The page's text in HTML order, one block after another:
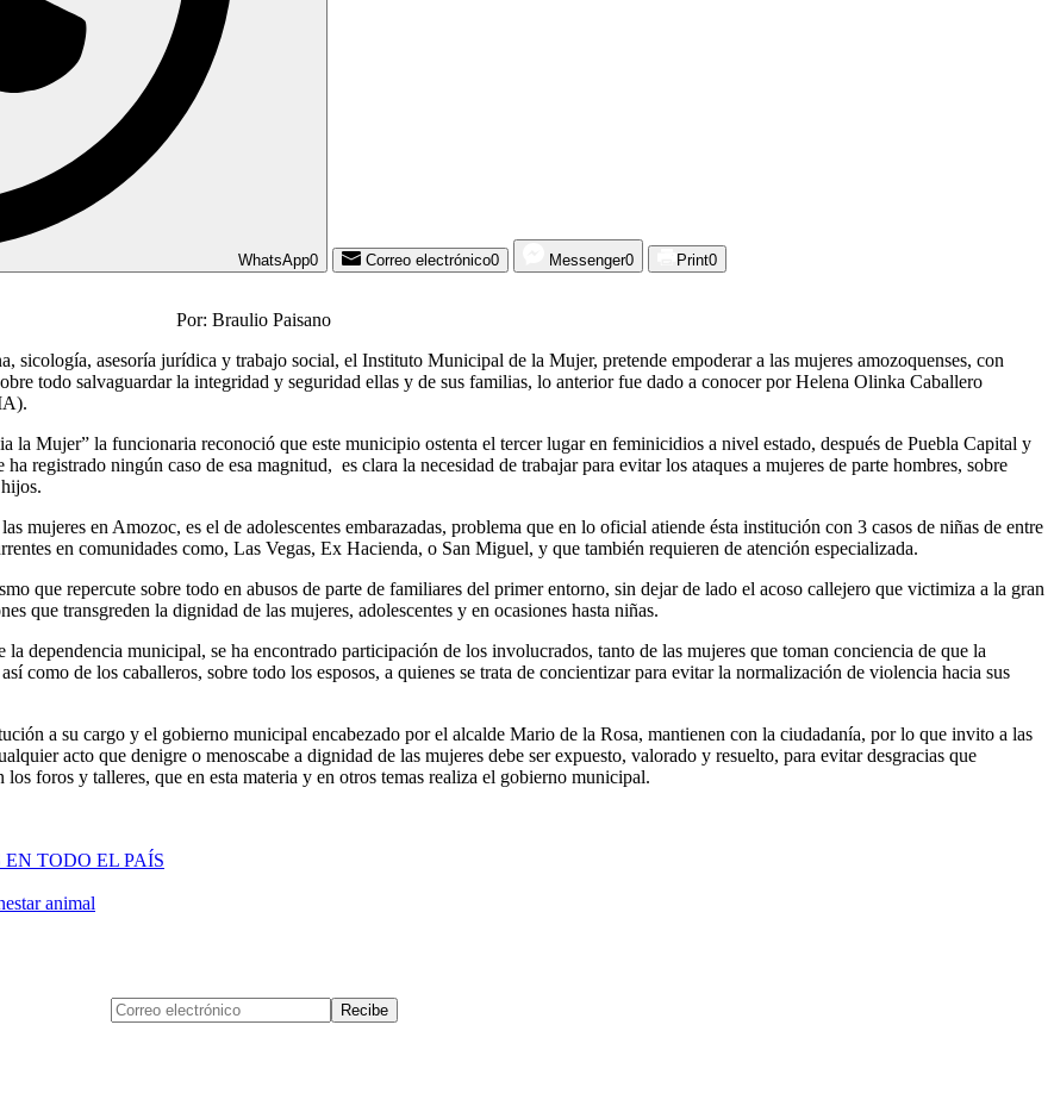
WhatsApp0 Correo electrónico0 Messenger0 Print0
Por: Braulio Paisano
sicología, asesoría jurídica y trabajo social, el Instituto Municipal de la Mujer, pretende empoderar a las mujeres amozoquenses, con
todo salvaguardar la integridad y seguridad ellas y de sus familias, lo anterior fue dado a conocer por Helena Olinka Caballero
Mujer” la funcionaria reconoció que este municipio ostenta el tercer lugar en feminicidios a nivel estado, después de Puebla Capital y
registrado ningún caso de esa magnitud, es clara la necesidad de trabajar para evitar los ataques a mujeres de parte hombres, sobre
mujeres en Amozoc, es el de adolescentes embarazadas, problema que en lo oficial atiende ésta institución con 3 casos de niñas de entre
en comunidades como, Las Vegas, Ex Hacienda, o San Miguel, y que también requieren de atención especializada.
que repercute sobre todo en abusos de parte de familiares del primer entorno, sin dejar de lado el acoso callejero que victimiza a la gran
que transgreden la dignidad de las mujeres, adolescentes y en ocasiones hasta niñas.
dependencia municipal, se ha encontrado participación de los involucrados, tanto de las mujeres que toman conciencia de que la
como de los caballeros, sobre todo los esposos, a quienes se trata de concientizar para evitar la normalización de violencia hacia sus
a su cargo y el gobierno municipal encabezado por el alcalde Mario de la Rosa, mantienen con la ciudadanía, por lo que invito a las
acto que denigre o menoscabe a dignidad de las mujeres debe ser expuesto, valorado y resuelto, para evitar desgracias que
foros y talleres, que en esta materia y en otros temas realiza el gobierno municipal.
TODO EL PAÍS
animal